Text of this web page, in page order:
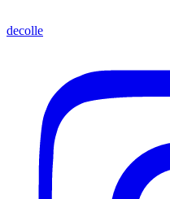
decolle